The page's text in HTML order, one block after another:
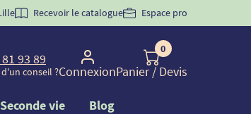
Recevoir le catalogue Espace pro
93 89
conseil ?Connexion
0
Panier/ Devis
Seconde vie Blog